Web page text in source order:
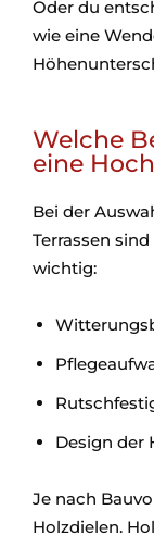
Oder du
wie eine
Welche
eine
Bei der
Terrassen
wichtig:
Design der
Je nach
Holzdielen.